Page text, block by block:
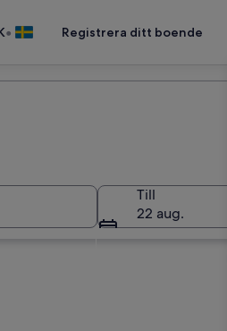
• Registrera ditt boende
Till
22 aug.